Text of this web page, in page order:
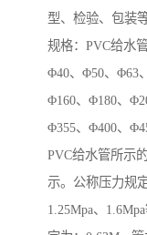
型、检验、包装
规格：PVC给水
Φ40、Φ50、Φ63
Φ160、Φ180、
Φ355、Φ400、
PVC给水管所示
示。公称压力规
1.25Mpa、